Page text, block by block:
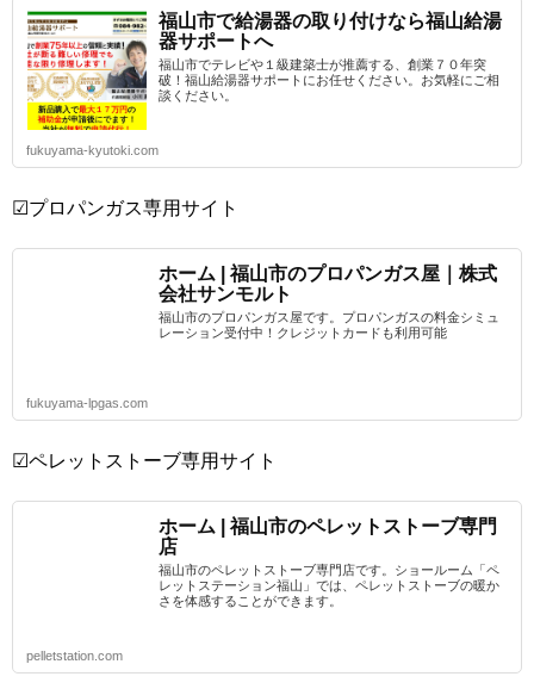
福山市で給湯器の取り付けなら福山給湯
器サポートへ
福山市でテレビや１級建築士が推薦する、創業７０年突
破！福山給湯器サポートにお任せください。お気軽にご相
談ください。
fukuyama-kyutoki.com
☑プロパンガス専用サイト
ホーム | 福山市のプロパンガス屋｜株式
会社サンモルト
福山市のプロパンガス屋です。プロパンガスの料金シミュ
レーション受付中！クレジットカードも利用可能
fukuyama-lpgas.com
☑ペレットストーブ専用サイト
ホーム | 福山市のペレットストーブ専門
店
福山市のペレットストーブ専門店です。ショールーム「ペ
レットステーション福山」では、ペレットストーブの暖か
さを体感することができます。
pelletstation.com